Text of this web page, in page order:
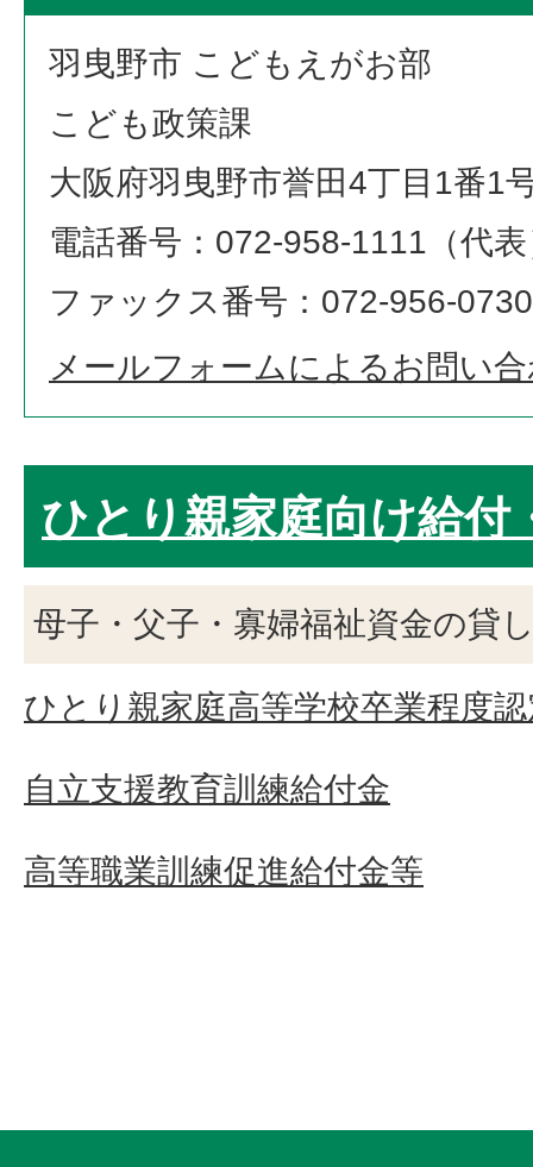
羽曳野市 こどもえがお部
こども政策課
大阪府羽曳野市誉田4丁目1番1
電話番号：072-958-1111（代
ファックス番号：072-956-0730
メールフォームによるお問い
ひとり親家庭向け給付
母子・父子・寡婦福祉資金の貸
ひとり親家庭高等学校卒業程度
自立支援教育訓練給付金
高等職業訓練促進給付金等